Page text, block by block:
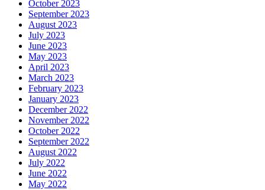
October 2023
September 2023
August 2023
July 2023
June 2023
May 2023
April 2023
March 2023
February 2023
January 2023
December 2022
November 2022
October 2022
September 2022
August 2022
July 2022
June 2022
May 2022